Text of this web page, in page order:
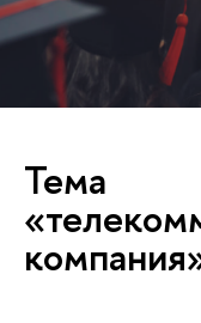
Тема